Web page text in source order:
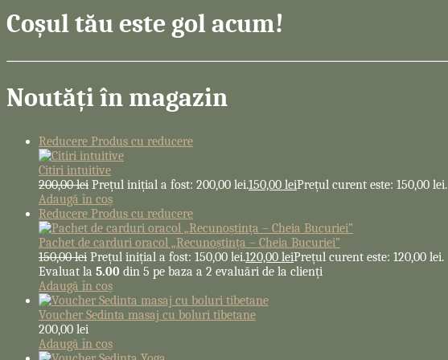
Coșul tău este gol acum!
Noutăți în magazin
Reducere Produs cu reducere
Citiri intuitive
200,00lei Prețul inițial a fost: 200,00 lei.150,00 leiPrețul curent este: 150,00 lei.
Adaugă în coș
Reducere Produs cu reducere
Pachet de carduri oracol „Recunoștința – Cheia Bucuriei”
150,00lei Prețul inițial a fost: 150,00 lei.120,00 leiPrețul curent este: 120,00 lei.
Evaluat la 5.00 din 5 pe baza a 2 evaluări de la clienți
Adaugă în coș
Voucher Sedinta masaj cu boluri tibetane
200,00 lei
Adaugă în coș